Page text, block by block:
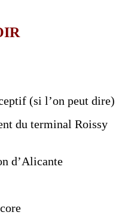
(si l’on peut dire)
du terminal Roissy
d’Alicante